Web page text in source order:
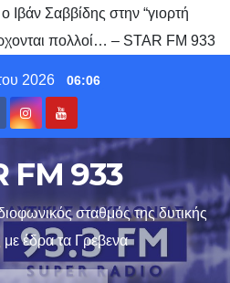
Ιβάν Σαββίδης στην “γιορτή
πολλοί… – STAR FM 933
2026 06:06
FM 933
σταθμός της δυτικής
έδρα τα Γρεβενα